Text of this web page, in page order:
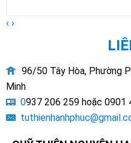
‹ ›
96/50 Tây Hòa, Phường
Minh
0937 206 259 hoặc 0901